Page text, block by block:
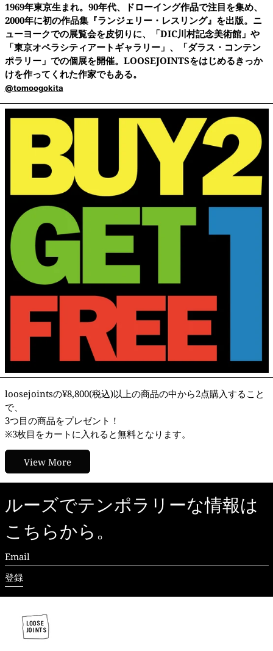
1969年東京生まれ。90年代、ドローイング作品で注目を集め、
2000年に初の作品集『ランジェリー・レスリング』を出版。ニ
ューヨークでの展覧会を皮切りに、「DIC川村記念美術館」や
「東京オペラシティアートギャラリー」、「ダラス・コンテン
ポラリー」での個展を開催。LOOSEJOINTSをはじめるきっか
けを作ってくれた作家でもある。
@tomoogokita
loosejointsの¥8,800(税込)以上の商品の中から2点購入すること
で、
3つ目の商品をプレゼント！
※3枚目をカートに入れると無料となります。
View More
ルーズでテンポラリーな情報は
こちらから。
Email
登録